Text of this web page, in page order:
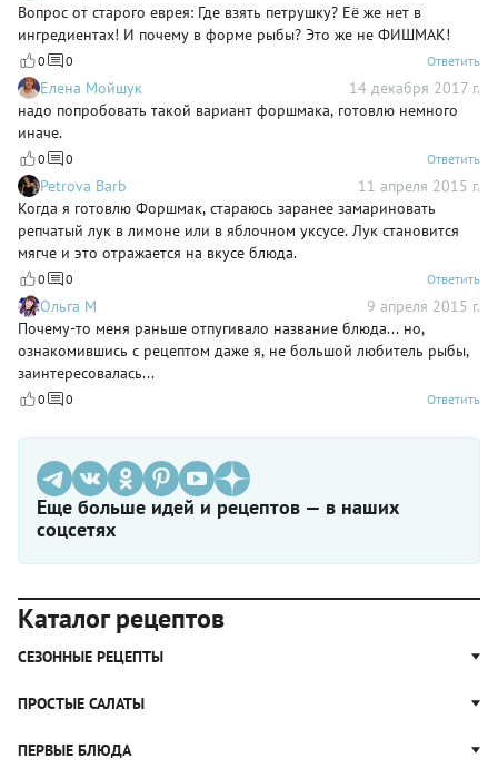
Вопрос от старого еврея: Где взять петрушку? Её же нет в
ингредиентах! И почему в форме рыбы? Это же не ФИШМАК!
0 0 Ответить
Елена Мойшук
14 декабря 2017 г.
надо попробовать такой вариант форшмака, готовлю немного
иначе.
0 0 Ответить
Petrova Barb
11 апреля 2015 г.
Когда я готовлю Форшмак, стараюсь заранее замариновать
репчатый лук в лимоне или в яблочном уксусе. Лук становится
мягче и это отражается на вкусе блюда.
0 0 Ответить
Ольга М
9 апреля 2015 г.
Почему-то меня раньше отпугивало название блюда... но,
ознакомившись с рецептом даже я, не большой любитель рыбы,
заинтересовалась...
0 0 Ответить
Еще больше идей и рецептов — в наших
соцсетях
Каталог рецептов
СЕЗОННЫЕ РЕЦЕПТЫ
Рецепты из капусты
Рецепты с грибами
ПРОСТЫЕ САЛАТЫ
Простые салаты
ПЕРВЫЕ БЛЮДА